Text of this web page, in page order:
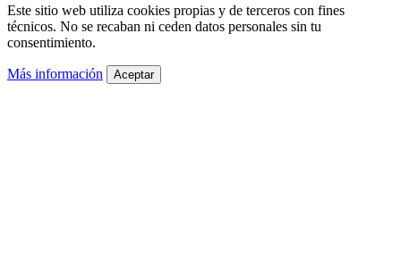
Este sitio web utiliza cookies propias y de terceros con fines
técnicos. No se recaban ni ceden datos personales sin tu
consentimiento.
Más información Aceptar